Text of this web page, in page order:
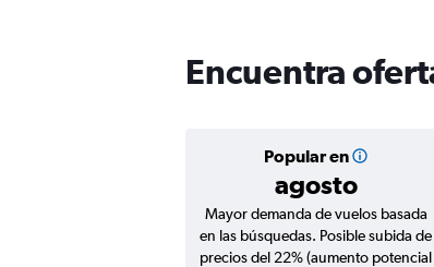
Encuentra
Popular en
agosto
Mayor demanda de vuelos basada
en las búsquedas. Posible subida de
precios del 22% (aumento potencial